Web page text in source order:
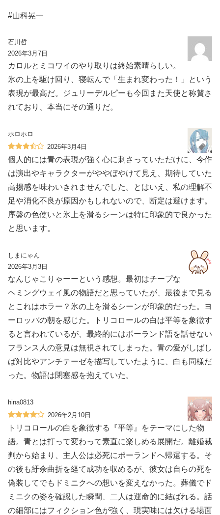
#山科晃一
石川哲
2026年3月7日
カロルとミコワイのやり取りは終始素晴らしい。
氷の上を駆け回り、寝転んで「生まれ変わった！」という
表現が最高だ。ジュリーデルピーも今回また天使と称賛さ
れており、本当にその通りだ。
ホロホロ
2026年3月4日
個人的には青の表現が強く心に刺さっていただけに、今作
は演出やキャラクターがややぼやけて見え、期待していた
高揚感を味わいきれませんでした。とはいえ、私の理解不
足や消化不良が原因かもしれないので、断定は避けます。
序盤の色使いと氷上を滑るシーンは特に印象的で良かった
と思います。
しまにゃん
2026年3月3日
なんじゃこりゃーーという感想。最初はチープな
ヘミングウェイ風の物語だと思っていたが、最後まで見る
とこれはホラー？氷の上を滑るシーンが印象的だった。ヨ
ーロッパの朝を感じた。トリコロールの白は平等を象徴す
ると言われているが、最終的にはポーランド語を話せない
フランス人の意見は無視されてしまった。青の愛がしばし
ば対比やアンチテーゼを描写していたように、白も同様だ
った。物語は閉塞感を抱えていた。
hina0813
2026年2月10日
トリコロールの白を象徴する『平等』をテーマにした物
語。青とは打って変わって素直に楽しめる展開だ。離婚裁
判から始まり、主人公は必死にポーランドへ帰還する。そ
の後も紆余曲折を経て成功を収めるが、彼女は自らの死を
偽装してでもドミニクへの想いを変えなかった。葬儀でド
ミニクの姿を確認した瞬間、二人は運命的に結ばれる。話
の細部にはフィクション色が強く、現実味には欠ける場面